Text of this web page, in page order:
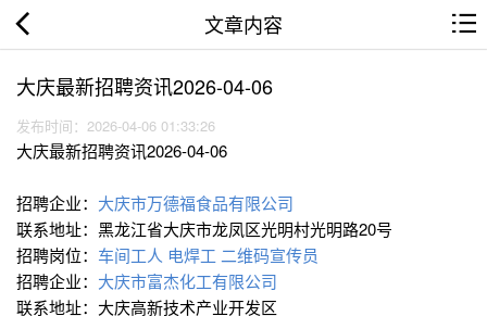
文章内容
大庆最新招聘资讯2026-04-06
发布时间：2026-04-06 01:33:26
大庆最新招聘资讯2026-04-06
招聘企业： 大庆市万德福食品有限公司
联系地址：黑龙江省大庆市龙凤区光明村光明路20号
招聘岗位： 车间工人 电焊工 二维码宣传员
招聘企业： 大庆市富杰化工有限公司
联系地址：大庆高新技术产业开发区